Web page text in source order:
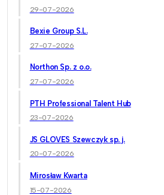
29-07-2026
Bexie Group S.L.
27-07-2026
Northon Sp. z o.o.
27-07-2026
PTH Professional Talent Hub
23-07-2026
JS GLOVES Szewczyk sp. j.
20-07-2026
Mirosław Kwarta
15-07-2026